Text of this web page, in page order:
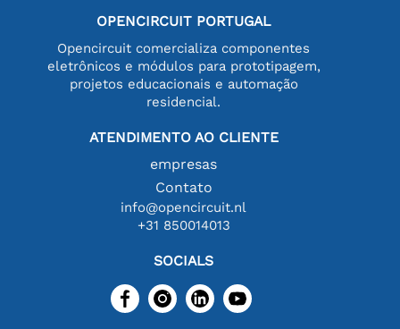
OPENCIRCUIT PORTUGAL
Opencircuit comercializa componentes
eletrônicos e módulos para prototipagem,
projetos educacionais e automação
residencial.
ATENDIMENTO AO CLIENTE
empresas
Contato
info@opencircuit.nl
+31 850014013
SOCIALS